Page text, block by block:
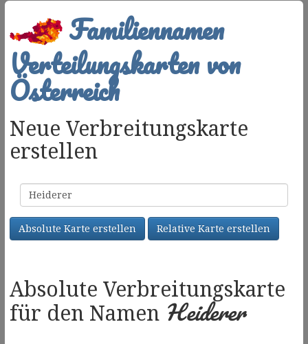
Familiennamen
Verteilungskarten von
Österreich
Neue Verbreitungskarte
erstellen
Familienname
Absolute Karte erstellen Relative Karte erstellen
Absolute Verbreitungskarte
für den Namen Heiderer